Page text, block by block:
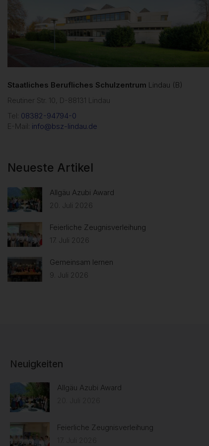
Staatliches Berufliches Schulzentrum Lindau (B)
Reutiner Str. 10, D-88131 Lindau
Tel: 08382-94794-0
E-Mail: info@bsz-lindau.de
Neueste Artikel
Allgäu Azubi Award
20. Juli 2026
Feierliche Zeugnisverleihung
17. Juli 2026
Gemeinsam lernen
9. Juli 2026
Neuigkeiten
Allgäu Azubi Award
Feierliche Zeugnisverleihung